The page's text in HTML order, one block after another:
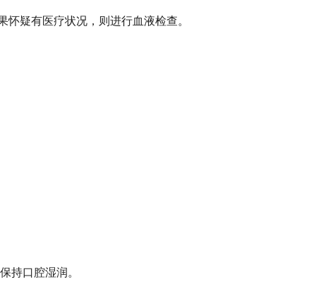
疑有医疗状况，则进行血液检查。
持口腔湿润。